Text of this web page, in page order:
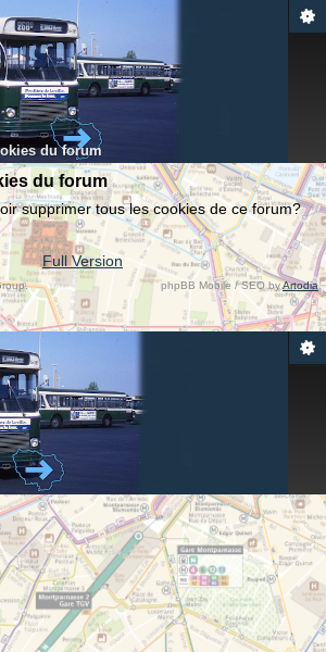
du forum
du forum
supprimer tous les cookies de ce forum?
Full Version
phpBB Mobile / SEO byArtodia.